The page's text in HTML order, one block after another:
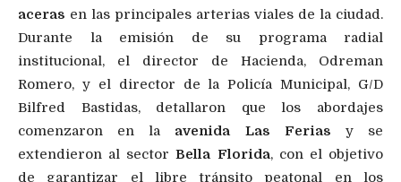
aceras en las principales arterias viales de la ciudad.
Durante la emisión de su programa radial
institucional, el director de Hacienda, Odreman
Romero, y el director de la Policía Municipal, G/D
Bilfred Bastidas, detallaron que los abordajes
comenzaron en la avenida Las Ferias y se
extendieron al sectorBella Florida, con el objetivo
de garantizar el libre tránsito peatonal en los